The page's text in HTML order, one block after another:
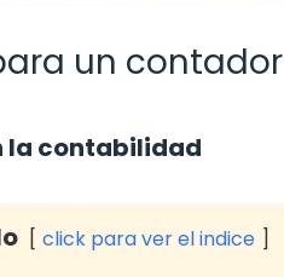
un contador
la contabilidad
click para ver el indice